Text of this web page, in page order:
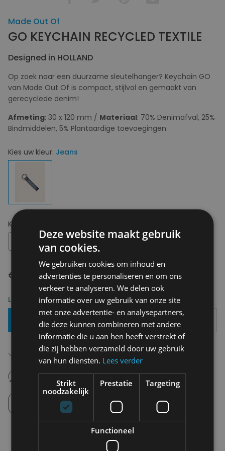
Made Out Of
GO KEYCHAIN RECYCLED TEXTILE
Designed in HOLLAND
Op zoek naar een duurzame sleutelhanger? Keychain GO
van Made Out Of is compact, stijlvol en gemaakt van
gerecyclede denim!
Afmeting: 30 x 120 mm / Materiaal: 70% Denimafval, 25%
Bindmiddelen, 5% Plantaardige toevoegingen
Kies uw kleur: Jeans
Kies uw maat:
€ 7,95
Levering 2-3 Werkdagen
Toevoegen Aan Mandje
Gratis verzending in België
Vanaf €75,00
Nooit meer spijt van krijgen
Click en Collect
Afhalen in de winkel tussen 10u-18u.
Deze website maakt gebruik
van cookies.
We gebruiken cookies om inhoud en
advertenties te personaliseren en om ons
verkeer te analyseren. We delen ook
informatie over uw gebruik van onze site
met onze advertentie- en analysepartners,
die deze kunnen combineren met andere
informatie die u aan hen heeft verstrekt of
die zij hebben verzameld door uw gebruik
van hun diensten. Lees verder
Strikt
noodzakelijk
Prestatie Targeting
Functioneel